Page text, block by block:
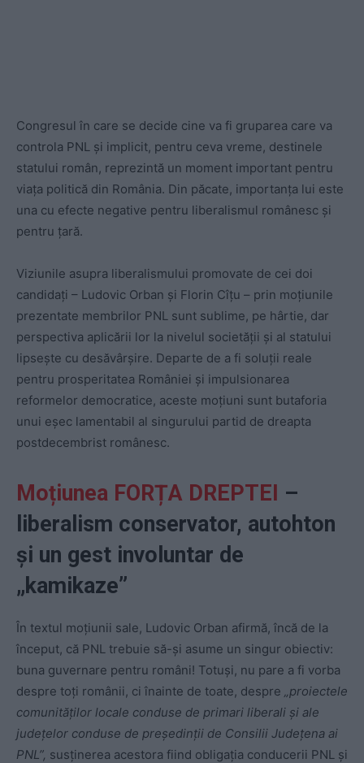
Congresul în care se decide cine va fi gruparea care va
controla PNL și implicit, pentru ceva vreme, destinele
statului român, reprezintă un moment important pentru
viața politică din România. Din păcate, importanța lui este
una cu efecte negative pentru liberalismul românesc și
pentru țară.
Viziunile asupra liberalismului promovate de cei doi
candidați – Ludovic Orban și Florin Cîțu – prin moțiunile
prezentate membrilor PNL sunt sublime, pe hârtie, dar
perspectiva aplicării lor la nivelul societății și al statului
lipsește cu desăvârșire. Departe de a fi soluții reale
pentru prosperitatea României și impulsionarea
reformelor democratice, aceste moțiuni sunt butaforia
unui eșec lamentabil al singurului partid de dreapta
postdecembrist românesc.
Moțiunea FORȚA DREPTEI –
liberalism conservator, autohton
și un gest involuntar de
„kamikaze”
În textul moțiunii sale, Ludovic Orban afirmă, încă de la
început, că PNL trebuie să-și asume un singur obiectiv:
buna guvernare pentru români! Totuși, nu pare a fi vorba
despre toți românii, ci înainte de toate, despre
„proiectele
comunităților locale conduse de primari liberali și ale
județelor conduse de președinții de Consilii Județena ai
PNL”, susținerea acestora fiind obligația conducerii PNL și